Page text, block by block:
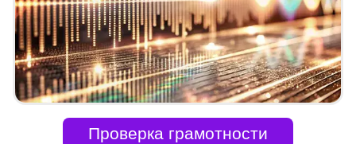
Проверка грамотности